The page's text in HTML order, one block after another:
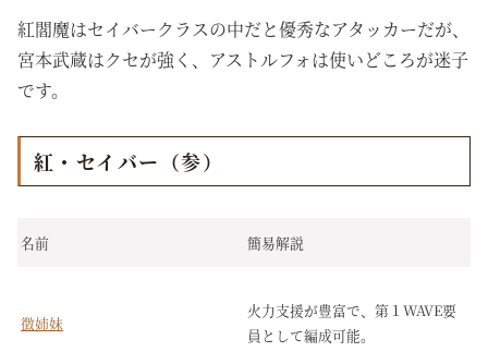
紅閻魔はセイバークラスの中だと優秀なアタッカーだが、
宮本武蔵はクセが強く、アストルフォは使いどころが迷子
です。
紅・セイバー（参）
名前 簡易解説
徴姉妹
火力支援が豊富で、第１WAVE要
員として編成可能。